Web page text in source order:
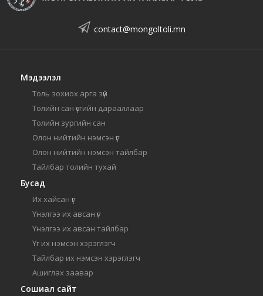
contact@mongoltoli.mn
Мэдээлэл
Толь зохиох арга зүй
Толийн сан үсгийн дарааллаар
Толийн зургийн сан
Олон нийтийн нэмсэн үг
Олон нийтийн нэмсэн тайлбар
Тайлбар толийн тухай
Бусад
Их хайсан үг
Үнэлгээ их авсан үг
Үнэлгээ их авсан тайлбар
Үг их нэмсэн хэрэглэгч
Тайлбар их нэмсэн хэрэглэгч
Ашиглах заавар
Сошиал сайт